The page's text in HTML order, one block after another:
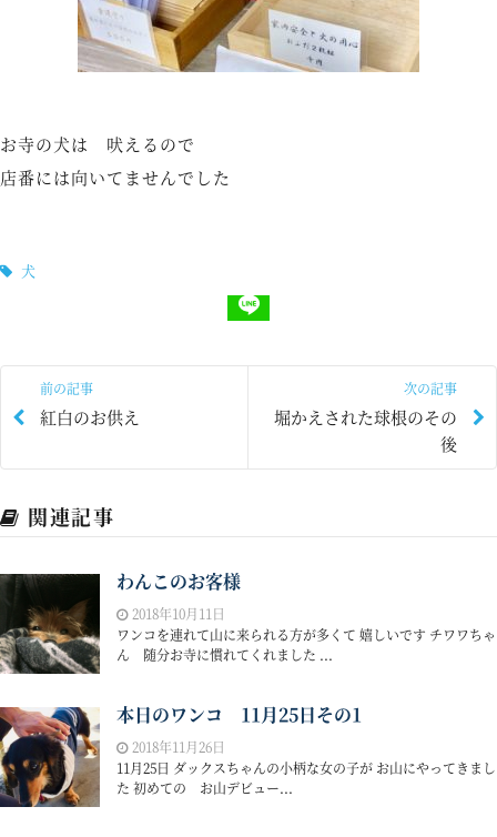
お寺の犬は 吠えるので
店番には向いてませんでした
犬
前の記事
紅白のお供え
次の記事
堀かえされた球根のその
後
関連記事
わんこのお客様
2018年10月11日
ワンコを連れて山に来られる方が多くて 嬉しいです チワワちゃ
ん 随分お寺に慣れてくれました ...
本日のワンコ 11月25日その1
2018年11月26日
11月25日 ダックスちゃんの小柄な女の子が お山にやってきまし
た 初めての お山デビュー...